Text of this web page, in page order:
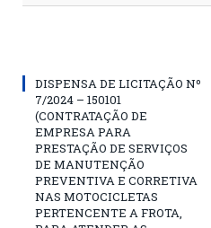
DISPENSA DE LICITAÇÃO Nº
7/2024 – 150101
(CONTRATAÇÃO DE
EMPRESA PARA
PRESTAÇÃO DE SERVIÇOS
DE MANUTENÇÃO
PREVENTIVA E CORRETIVA
NAS MOTOCICLETAS
PERTENCENTE A FROTA,